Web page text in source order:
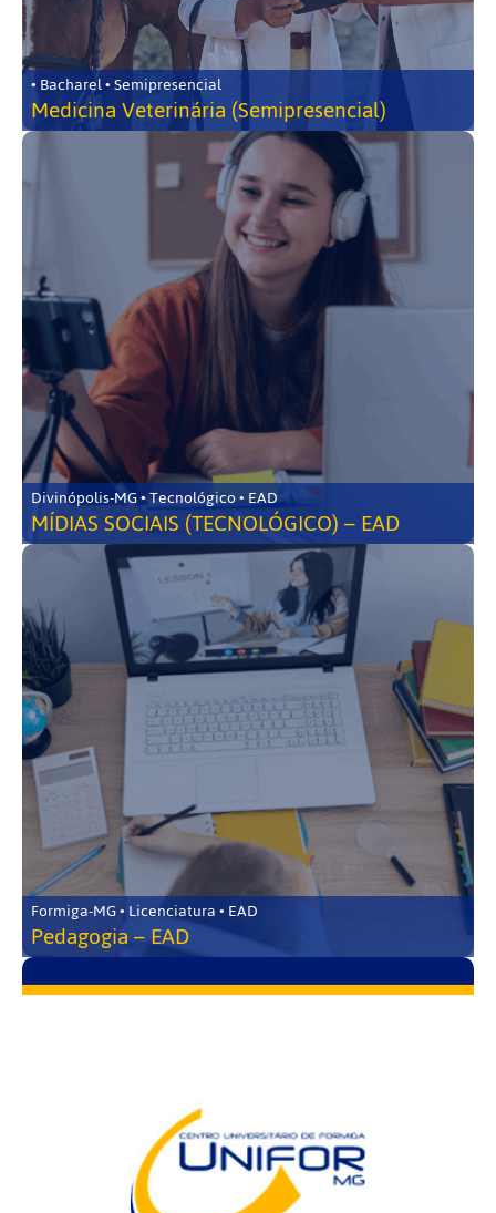
• Bacharel • Semipresencial
Medicina Veterinária (Semipresencial)
Divinópolis-MG • Tecnológico • EAD
MÍDIAS SOCIAIS (TECNOLÓGICO) – EAD
Formiga-MG • Licenciatura • EAD
Pedagogia – EAD